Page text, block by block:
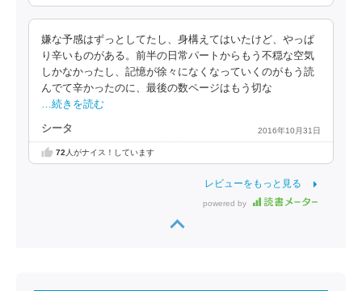
嫌な予感はずっとしてたし、身構えてはいたけど、やっぱ
り辛いものがある。前半の日常パートからもう不穏な空気
しかなかったし、記憶が徐々になくなっていくのがもう読
んでて辛かったのに、最後の数ページはもう切な
…続きを読む
シータ 2016年10月31日
72 人がナイス！しています
レビューをもっと見る
powered by